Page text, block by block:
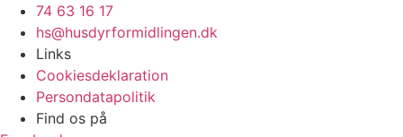
74 63 16 17
hs@husdyrformidlingen.dk
Links
Cookiesdeklaration
Persondatapolitik
Find os på